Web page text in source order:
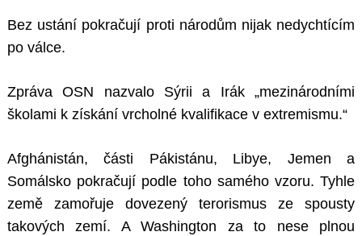
Bez ustání pokračují proti národům nijak nedychtícím
po válce.
Zpráva OSN nazvalo Sýrii a Irák „mezinárodními
školami k získání vrcholné kvalifikace v extremismu.“
Afghánistán, části Pákistánu, Libye, Jemen a
Somálsko pokračují podle toho samého vzoru. Tyhle
země zamořuje dovezený terorismus ze spousty
takových zemí. A Washington za to nese plnou